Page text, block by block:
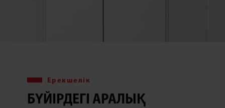
Ерекшелік
БҮЙІРДЕГІ АРАЛЫҚ